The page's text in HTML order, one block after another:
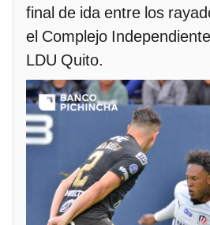
final de ida entre los
el Complejo
LDU Quito.